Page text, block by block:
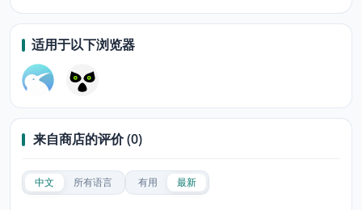
适用于以下浏览器
来自商店的评价 (0)
中文 所有语言 有用 最新